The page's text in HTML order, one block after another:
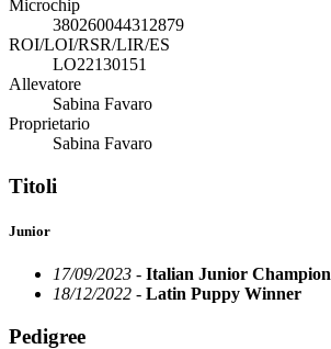
Microchip
380260044312879
ROI/LOI/RSR/LIR/ES
LO22130151
Allevatore
Sabina Favaro
Proprietario
Sabina Favaro
Titoli
Junior
17/09/2023 - Italian Junior Champion
18/12/2022 - Latin Puppy Winner
Pedigree